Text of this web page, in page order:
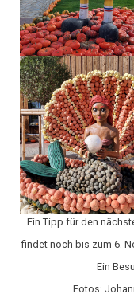
Ein Tipp für den
findet noch bis zum 6.
Ein
Fotos: